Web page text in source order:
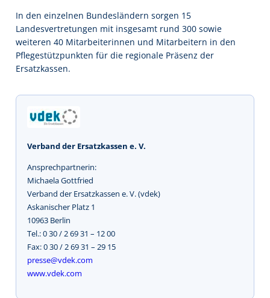
In den einzelnen Bundesländern sorgen 15
Landesvertretungen mit insgesamt rund 300 sowie
weiteren 40 Mitarbeiterinnen und Mitarbeitern in den
Pflegestützpunkten für die regionale Präsenz der
Ersatzkassen.
Verband der Ersatzkassen e. V.
Ansprechpartnerin:
Michaela Gottfried
Verband der Ersatzkassen e. V. (vdek)
Askanischer Platz 1
10963 Berlin
Tel.: 0 30 / 2 69 31 – 12 00
Fax: 0 30 / 2 69 31 – 29 15
presse@vdek.com
www.vdek.com